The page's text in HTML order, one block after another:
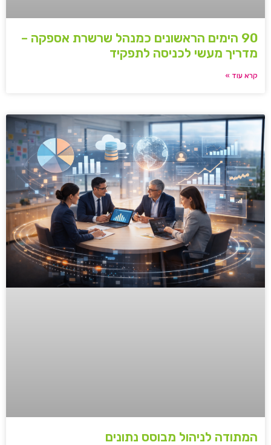
90 הימים הראשונים כמנהל שרשרת אספקה –
מדריך מעשי לכניסה לתפקיד
קרא עוד »
המתודה לניהול מבוסס נתונים